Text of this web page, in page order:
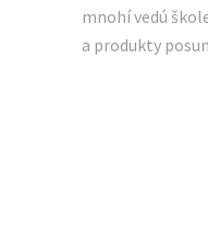
mnohí vedú
a produkty